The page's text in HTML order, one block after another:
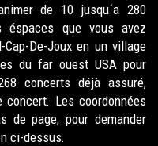
de 10 jusqu´a 280
que vous avez
De-Joux en un village
du far ouest USA pour
concerts déjà assuré,
concert. Les coordonnées
de page, pour demander
ci-dessus.